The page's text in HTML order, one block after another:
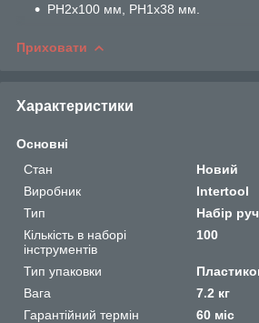
PH2x100 мм, PH1x38 мм.
Приховати
Характеристики
Основні
Стан
Новий
Виробник
Intertool
Тип
Набір
Кількість в наборі
інструментів
100
Тип упаковки
Вага
7.2 кг
Гарантійний термін
60 міс